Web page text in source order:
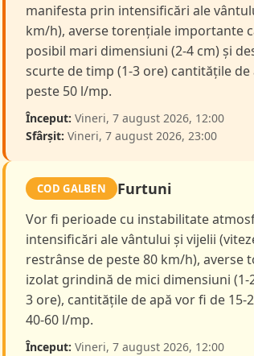
manifesta prin intensificări ale
km/h), averse torențiale importante
posibil mari dimensiuni (2-4 cm) și
scurte de timp (1-3 ore) cantitățile
peste 50 l/mp.
Început: Vineri, 7 august 2026, 12:00
Sfârșit: Vineri, 7 august 2026, 23:00
COD GALBEN Furtuni
Vor fi perioade cu instabilitate
intensificări ale vântului și vijelii
restrânse de peste 80 km/h), averse
izolat grindină de mici dimensiuni
3 ore), cantitățile de apă vor fi de
40-60 l/mp.
Început: Vineri, 7 august 2026, 12:00